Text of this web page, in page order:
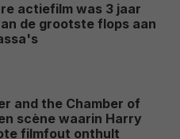
actiefilm was 3 jaar
de grootste flops aan
and the Chamber of
scène waarin Harry
filmfout onthult